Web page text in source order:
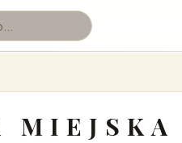
MIEJSKA